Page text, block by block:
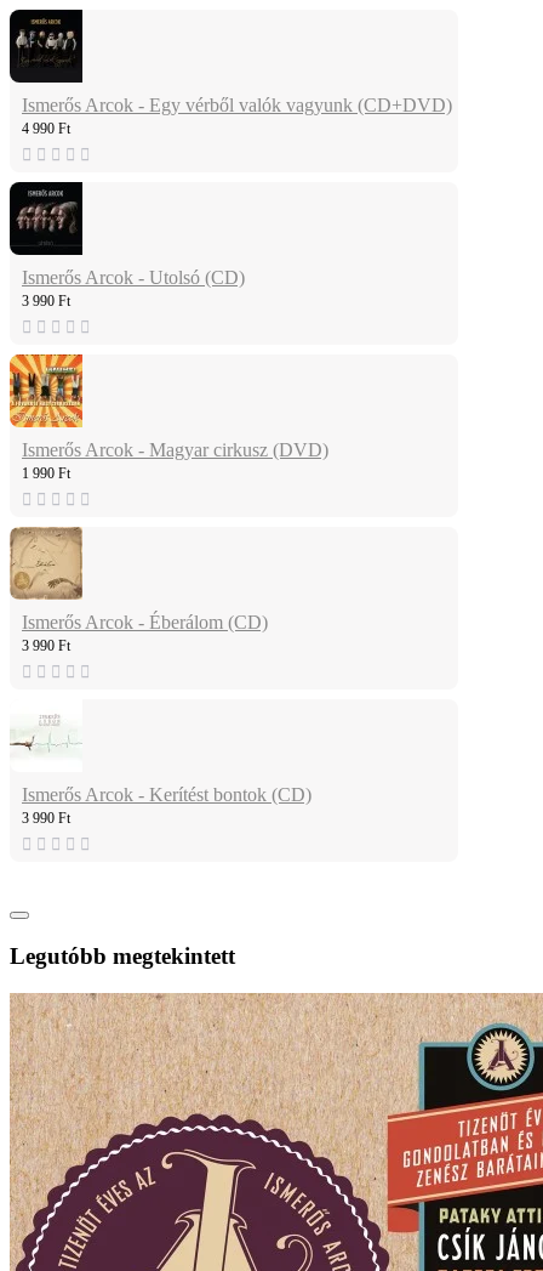
Ismerős Arcok - Egy vérből valók vagyunk (CD+DVD)
4 990 Ft
Ismerős Arcok - Utolsó (CD)
3 990 Ft
Ismerős Arcok - Magyar cirkusz (DVD)
1 990 Ft
Ismerős Arcok - Éberálom (CD)
3 990 Ft
Ismerős Arcok - Kerítést bontok (CD)
3 990 Ft
Legutóbb megtekintett